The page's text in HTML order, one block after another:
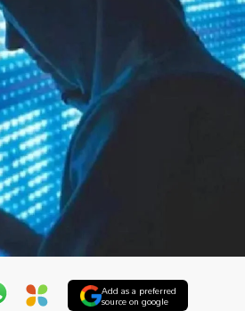
Add as a preferred
source on google